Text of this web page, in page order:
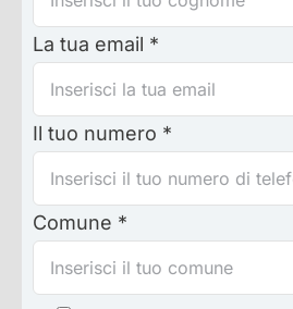
La tua email *
Il tuo numero *
Comune *